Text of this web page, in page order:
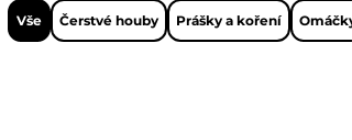
Vše Čerstvé houby Prášky a koření Omáčky